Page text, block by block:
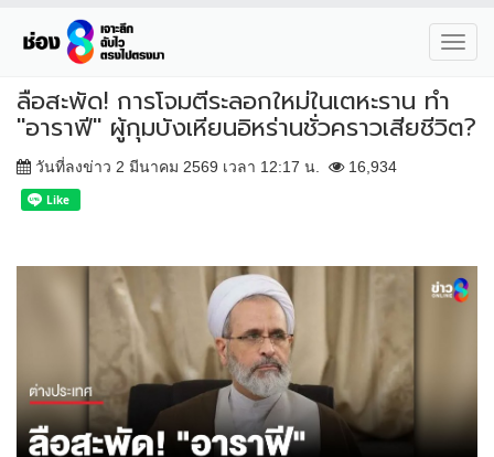
ลือสะพัด! การโจมตีระลอกใหม่ในเตหะราน ทำ
"อาราฟี" ผู้กุมบังเหียนอิหร่านชั่วคราวเสียชีวิต?
วันที่ลงข่าว 2 มีนาคม 2569 เวลา 12:17 น. 16,934